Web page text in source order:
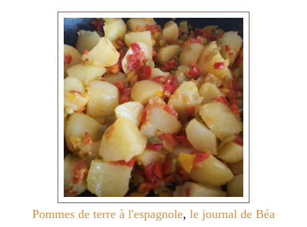
Pommes de terre à l'espagnole, le journal de Béa